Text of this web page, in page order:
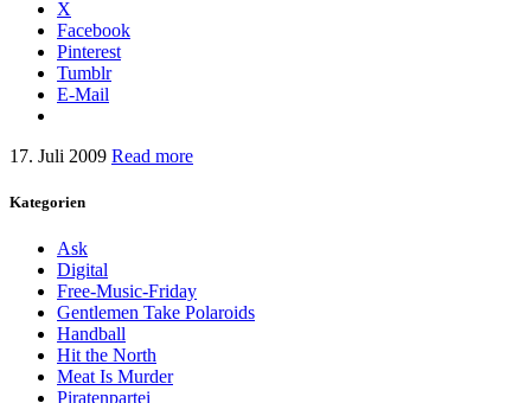
X
Facebook
Pinterest
Tumblr
E-Mail
17. Juli 2009 Read more
Kategorien
Ask
Digital
Free-Music-Friday
Gentlemen Take Polaroids
Handball
Hit the North
Meat Is Murder
Piratenpartei